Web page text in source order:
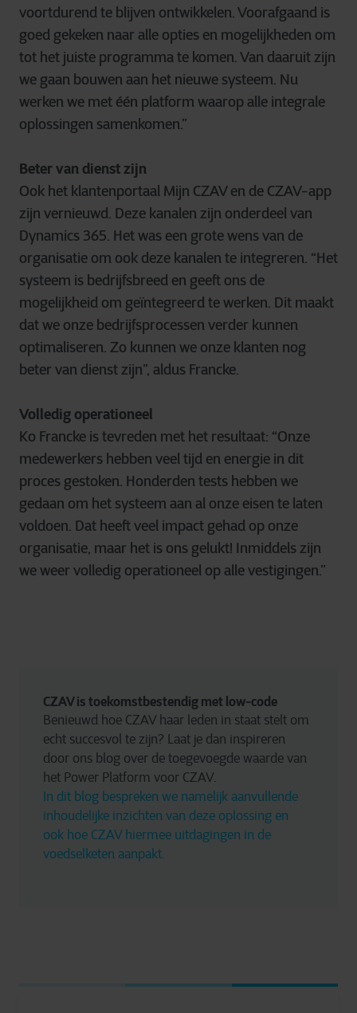
voortdurend te blijven ontwikkelen. Voorafgaand is
goed gekeken naar alle opties en mogelijkheden om
tot het juiste programma te komen. Van daaruit zijn
we gaan bouwen aan het nieuwe systeem. Nu
werken we met één platform waarop alle integrale
oplossingen samenkomen.”
Beter van dienst zijn
Ook het klantenportaal Mijn CZAV en de CZAV-app
zijn vernieuwd. Deze kanalen zijn onderdeel van
Dynamics 365. Het was een grote wens van de
organisatie om ook deze kanalen te integreren. “Het
systeem is bedrijfsbreed en geeft ons de
mogelijkheid om geïntegreerd te werken. Dit maakt
dat we onze bedrijfsprocessen verder kunnen
optimaliseren. Zo kunnen we onze klanten nog
beter van dienst zijn”, aldus Francke.
Volledig operationeel
Ko Francke is tevreden met het resultaat: “Onze
medewerkers hebben veel tijd en energie in dit
proces gestoken. Honderden tests hebben we
gedaan om het systeem aan al onze eisen te laten
voldoen. Dat heeft veel impact gehad op onze
organisatie, maar het is ons gelukt! Inmiddels zijn
we weer volledig operationeel op alle vestigingen.”
CZAV is toekomstbestendig met low-code
Benieuwd hoe CZAV haar leden in staat stelt om
echt succesvol te zijn? Laat je dan inspireren
door ons blog over de toegevoegde waarde van
het Power Platform voor CZAV.
In dit blog bespreken we namelijk aanvullende
inhoudelijke inzichten van deze oplossing en
ook hoe CZAV hiermee uitdagingen in de
voedselketen aanpakt.